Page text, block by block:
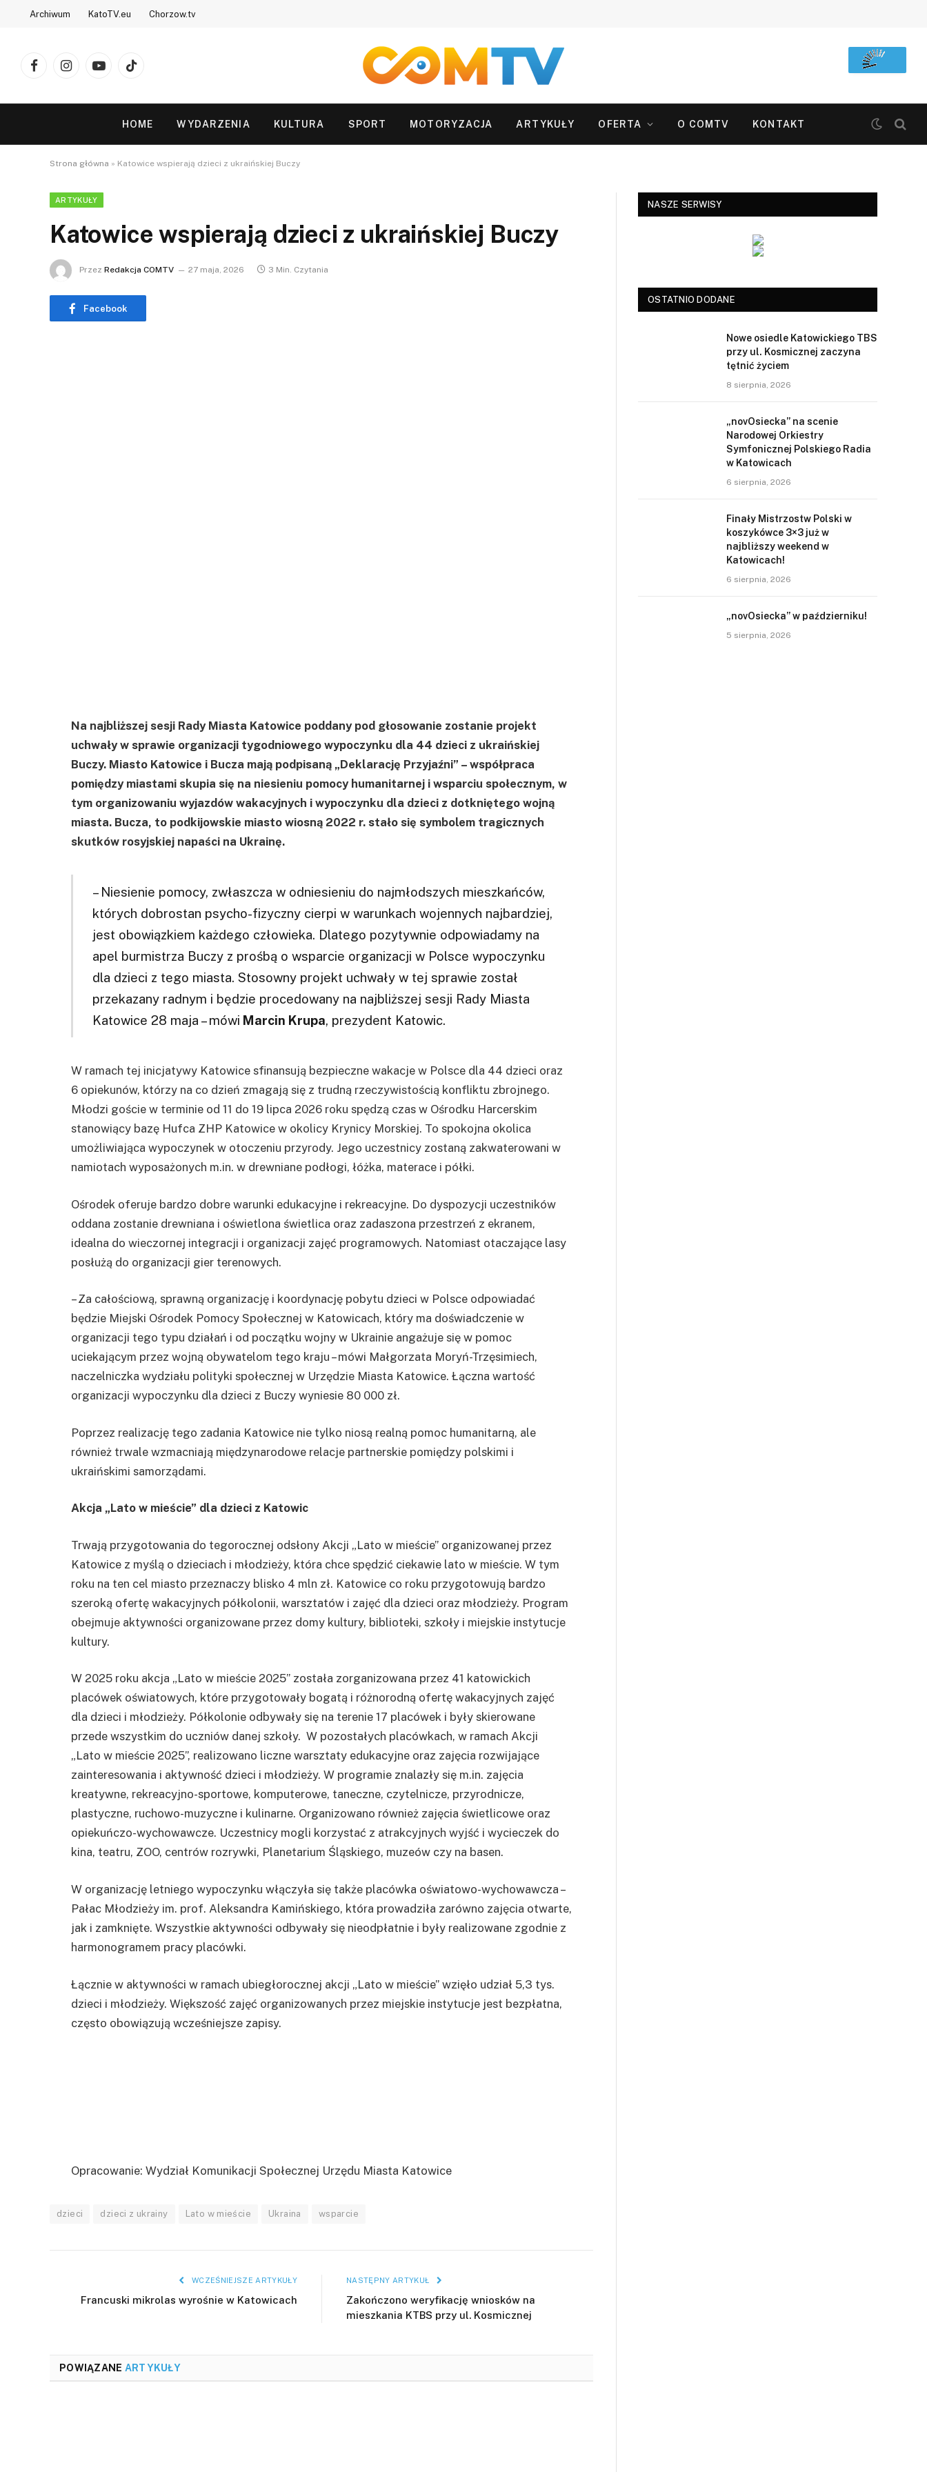
Archiwum KatoTV.eu Chorzow.tv
FacebookInstagramYouTubeTikTok
HOME WYDARZENIA KULTURA SPORT MOTORYZACJA ARTYKUŁY OFERTA O COMTV KONTAKT
Strona główna » Katowice wspierają dzieci z ukraińskiej Buczy
ARTYKUŁY
Katowice wspierają dzieci z ukraińskiej Buczy
Przez Redakcja COMTV 27 maja, 2026 3 Min. Czytania
Facebook
Na najbliższej sesji Rady Miasta Katowice poddany pod głosowanie zostanie projekt
uchwały w sprawie organizacji tygodniowego wypoczynku dla 44 dzieci z ukraińskiej
Buczy. Miasto Katowice i Bucza mają podpisaną „Deklarację Przyjaźni” – współpraca
pomiędzy miastami skupia się na niesieniu pomocy humanitarnej i wsparciu społecznym, w
tym organizowaniu wyjazdów wakacyjnych i wypoczynku dla dzieci z dotkniętego wojną
miasta. Bucza, to podkijowskie miasto wiosną 2022 r. stało się symbolem tragicznych
skutków rosyjskiej napaści na Ukrainę.
– Niesienie pomocy, zwłaszcza w odniesieniu do najmłodszych mieszkańców,
których dobrostan psycho-fizyczny cierpi w warunkach wojennych najbardziej,
jest obowiązkiem każdego człowieka. Dlatego pozytywnie odpowiadamy na
apel burmistrza Buczy z prośbą o wsparcie organizacji w Polsce wypoczynku
dla dzieci z tego miasta. Stosowny projekt uchwały w tej sprawie został
przekazany radnym i będzie procedowany na najbliższej sesji Rady Miasta
Katowice 28 maja – mówi Marcin Krupa, prezydent Katowic.
W ramach tej inicjatywy Katowice sfinansują bezpieczne wakacje w Polsce dla 44 dzieci oraz
6 opiekunów, którzy na co dzień zmagają się z trudną rzeczywistością konfliktu zbrojnego.
Młodzi goście w terminie od 11 do 19 lipca 2026 roku spędzą czas w Ośrodku Harcerskim
stanowiący bazę Hufca ZHP Katowice w okolicy Krynicy Morskiej. To spokojna okolica
umożliwiająca wypoczynek w otoczeniu przyrody. Jego uczestnicy zostaną zakwaterowani w
namiotach wyposażonych m.in. w drewniane podłogi, łóżka, materace i półki.
Ośrodek oferuje bardzo dobre warunki edukacyjne i rekreacyjne. Do dyspozycji uczestników
oddana zostanie drewniana i oświetlona świetlica oraz zadaszona przestrzeń z ekranem,
idealna do wieczornej integracji i organizacji zajęć programowych. Natomiast otaczające lasy
posłużą do organizacji gier terenowych.
– Za całościową, sprawną organizację i koordynację pobytu dzieci w Polsce odpowiadać
będzie Miejski Ośrodek Pomocy Społecznej w Katowicach, który ma doświadczenie w
organizacji tego typu działań i od początku wojny w Ukrainie angażuje się w pomoc
uciekającym przez wojną obywatelom tego kraju – mówi Małgorzata Moryń-Trzęsimiech,
naczelniczka wydziału polityki społecznej w Urzędzie Miasta Katowice. Łączna wartość
organizacji wypoczynku dla dzieci z Buczy wyniesie 80 000 zł.
Poprzez realizację tego zadania Katowice nie tylko niosą realną pomoc humanitarną, ale
również trwale wzmacniają międzynarodowe relacje partnerskie pomiędzy polskimi i
ukraińskimi samorządami.
Akcja „Lato w mieście” dla dzieci z Katowic
Trwają przygotowania do tegorocznej odsłony Akcji „Lato w mieście” organizowanej przez
Katowice z myślą o dzieciach i młodzieży, która chce spędzić ciekawie lato w mieście. W tym
roku na ten cel miasto przeznaczy blisko 4 mln zł. Katowice co roku przygotowują bardzo
szeroką ofertę wakacyjnych półkolonii, warsztatów i zajęć dla dzieci oraz młodzieży. Program
obejmuje aktywności organizowane przez domy kultury, biblioteki, szkoły i miejskie instytucje
kultury.
W 2025 roku akcja „Lato w mieście 2025” została zorganizowana przez 41 katowickich
placówek oświatowych, które przygotowały bogatą i różnorodną ofertę wakacyjnych zajęć
dla dzieci i młodzieży. Półkolonie odbywały się na terenie 17 placówek i były skierowane
przede wszystkim do uczniów danej szkoły. W pozostałych placówkach, w ramach Akcji
„Lato w mieście 2025”, realizowano liczne warsztaty edukacyjne oraz zajęcia rozwijające
zainteresowania i aktywność dzieci i młodzieży. W programie znalazły się m.in. zajęcia
kreatywne, rekreacyjno-sportowe, komputerowe, taneczne, czytelnicze, przyrodnicze,
plastyczne, ruchowo-muzyczne i kulinarne. Organizowano również zajęcia świetlicowe oraz
opiekuńczo-wychowawcze. Uczestnicy mogli korzystać z atrakcyjnych wyjść i wycieczek do
kina, teatru, ZOO, centrów rozrywki, Planetarium Śląskiego, muzeów czy na basen.
W organizację letniego wypoczynku włączyła się także placówka oświatowo-wychowawcza –
Pałac Młodzieży im. prof. Aleksandra Kamińskiego, która prowadziła zarówno zajęcia otwarte,
jak i zamknięte. Wszystkie aktywności odbywały się nieodpłatnie i były realizowane zgodnie z
harmonogramem pracy placówki.
Łącznie w aktywności w ramach ubiegłorocznej akcji „Lato w mieście” wzięło udział 5,3 tys.
dzieci i młodzieży. Większość zajęć organizowanych przez miejskie instytucje jest bezpłatna,
często obowiązują wcześniejsze zapisy.
Opracowanie: Wydział Komunikacji Społecznej Urzędu Miasta Katowice
dzieci dzieci z ukrainy Lato w mieście Ukraina wsparcie
WCZEŚNIEJSZE ARTYKUŁY
Francuski mikrolas wyrośnie w Katowicach
NASTĘPNY ARTYKUŁ
Zakończono weryfikację wniosków na
mieszkania KTBS przy ul. Kosmicznej
POWIĄZANE ARTYKUŁY
NASZE SERWISY
OSTATNIO DODANE
Nowe osiedle Katowickiego TBS
przy ul. Kosmicznej zaczyna
tętnić życiem
8 sierpnia, 2026
„novOsiecka” na scenie
Narodowej Orkiestry
Symfonicznej Polskiego Radia
w Katowicach
6 sierpnia, 2026
Finały Mistrzostw Polski w
koszykówce 3×3 już w
najbliższy weekend w
Katowicach!
6 sierpnia, 2026
„novOsiecka” w październiku!
5 sierpnia, 2026